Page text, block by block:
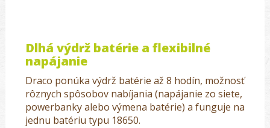
Dlhá výdrž batérie a flexibilné
napájanie
Draco ponúka výdrž batérie až 8 hodín, možnosť
rôznych spôsobov nabíjania (napájanie zo siete,
powerbanky alebo výmena batérie) a funguje na
jednu batériu typu 18650.